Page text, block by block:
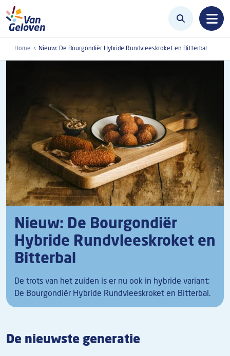
Overslaan en naar de inhoud gaan
Home Nieuw: De Bourgondiër Hybride Rundvleeskroket en Bitterbal
Nieuw: De Bourgondiër
Hybride Rundvleeskroket en
Bitterbal
De trots van het zuiden is er nu ook in hybride variant:
De Bourgondiër Hybride Rundvleeskroket en Bitterbal.
De nieuwste generatie